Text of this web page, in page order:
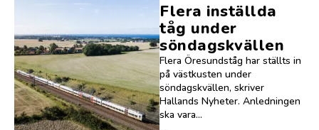
Flera inställda
tåg under
söndagskvällen
Flera Öresundståg har ställts in
på västkusten under
söndagskvällen, skriver
Hallands Nyheter. Anledningen
ska vara...